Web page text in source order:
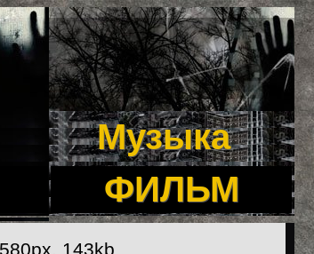
Музыка
ФИЛЬМ
143kb